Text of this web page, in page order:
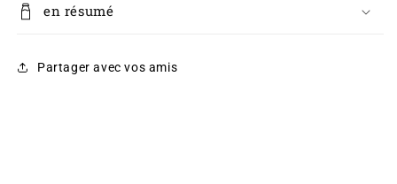
en résumé
Partager avec vos amis